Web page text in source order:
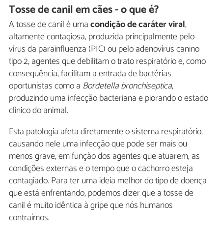
Tosse de canil em cães - o que é?
A tosse de canil é umacondição de caráter viral,
altamente contagiosa, produzida principalmente pelo
vírus da parainfluenza (PIC) ou pelo adenovírus canino
tipo 2, agentes que debilitam o trato respiratório e, como
consequência, facilitam a entrada de bactérias
oportunistas como a Bordetella bronchiseptica,
produzindo uma infecção bacteriana e piorando o estado
clínico do animal.
Esta patologia afeta diretamente o sistema respiratório,
causando nele uma infecção que pode ser mais ou
menos grave, em função dos agentes que atuarem, as
condições externas e o tempo que o cachorro esteja
contagiado. Para ter uma ideia melhor do tipo de doença
que está enfrentando, podemos dizer que a tosse de
canil é muito idêntica à gripe que nós humanos
contraímos.